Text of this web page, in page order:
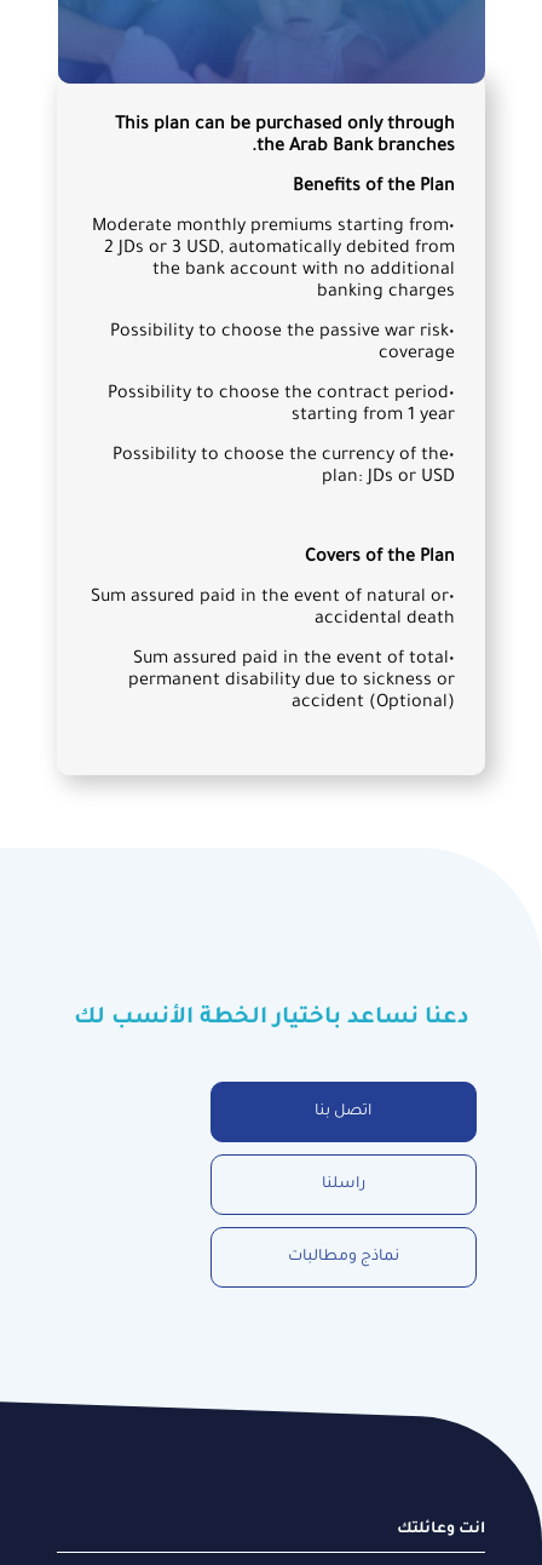
This plan can be purchased only through
the Arab Bank branches.
Benefits of the Plan
•Moderate monthly premiums starting from
2 JDs or 3 USD, automatically debited from
the bank account with no additional
banking charges
•Possibility to choose the passive war risk
coverage
•Possibility to choose the contract period
starting from 1 year
•Possibility to choose the currency of the
plan: JDs or USD
Covers of the Plan
•Sum assured paid in the event of natural or
accidental death
•Sum assured paid in the event of total
permanent disability due to sickness or
accident (Optional)
دعنا نساعد باختيار الخطة الأنسب لك
اتصل بنا
راسلنا
نماذج ومطالبات
Footer
menu
انت وعائلتك